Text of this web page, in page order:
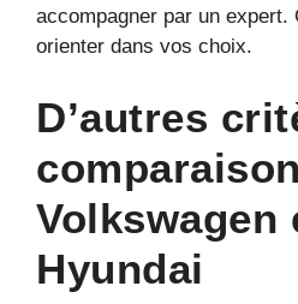
accompagner par un expert.
orienter dans vos choix.
D’autres
Volkswagen
Hyundai